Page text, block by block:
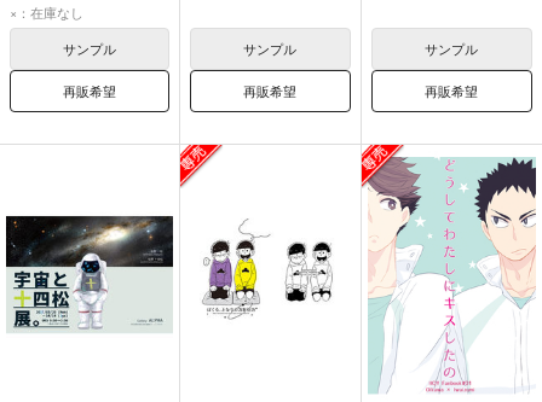
カノン
×：在庫なし
サンプル
再販希望
サンプル
再販希望
サンプル
再販希望